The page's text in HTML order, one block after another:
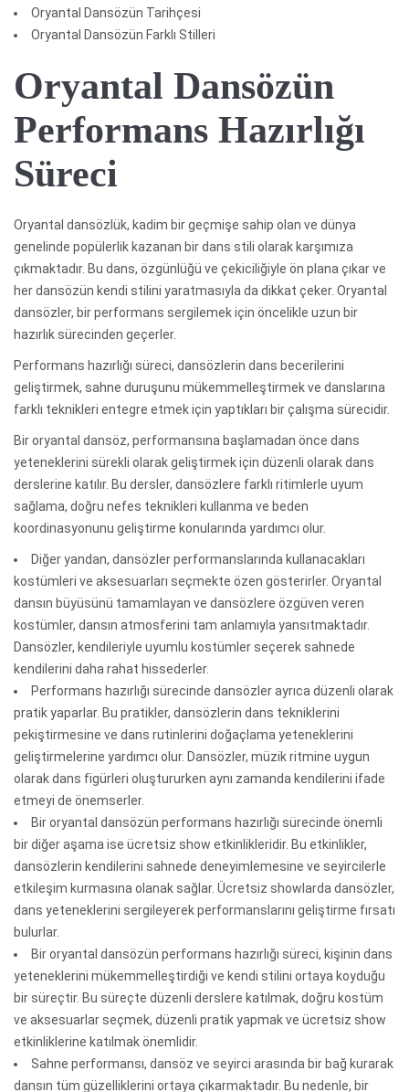
Oryantal Dansözün Tarihçesi
Oryantal Dansözün Farklı Stilleri
Oryantal Dansözün
Performans Hazırlığı
Süreci
Oryantal dansözlük, kadim bir geçmişe sahip olan ve dünya
genelinde popülerlik kazanan bir dans stili olarak karşımıza
çıkmaktadır. Bu dans, özgünlüğü ve çekiciliğiyle ön plana çıkar ve
her dansözün kendi stilini yaratmasıyla da dikkat çeker. Oryantal
dansözler, bir performans sergilemek için öncelikle uzun bir
hazırlık sürecinden geçerler.
Performans hazırlığı süreci, dansözlerin dans becerilerini
geliştirmek, sahne duruşunu mükemmelleştirmek ve danslarına
farklı teknikleri entegre etmek için yaptıkları bir çalışma sürecidir.
Bir oryantal dansöz, performansına başlamadan önce dans
yeteneklerini sürekli olarak geliştirmek için düzenli olarak dans
derslerine katılır. Bu dersler, dansözlere farklı ritimlerle uyum
sağlama, doğru nefes teknikleri kullanma ve beden
koordinasyonunu geliştirme konularında yardımcı olur.
Diğer yandan, dansözler performanslarında kullanacakları
kostümleri ve aksesuarları seçmekte özen gösterirler. Oryantal
dansın büyüsünü tamamlayan ve dansözlere özgüven veren
kostümler, dansın atmosferini tam anlamıyla yansıtmaktadır.
Dansözler, kendileriyle uyumlu kostümler seçerek sahnede
kendilerini daha rahat hissederler.
Performans hazırlığı sürecinde dansözler ayrıca düzenli olarak
pratik yaparlar. Bu pratikler, dansözlerin dans tekniklerini
pekiştirmesine ve dans rutinlerini doğaçlama yeteneklerini
geliştirmelerine yardımcı olur. Dansözler, müzik ritmine uygun
olarak dans figürleri oluştururken aynı zamanda kendilerini ifade
etmeyi de önemserler.
Bir oryantal dansözün performans hazırlığı sürecinde önemli
bir diğer aşama ise ücretsiz show etkinlikleridir. Bu etkinlikler,
dansözlerin kendilerini sahnede deneyimlemesine ve seyircilerle
etkileşim kurmasına olanak sağlar. Ücretsiz showlarda dansözler,
dans yeteneklerini sergileyerek performanslarını geliştirme fırsatı
bulurlar.
Bir oryantal dansözün performans hazırlığı süreci, kişinin dans
yeteneklerini mükemmelleştirdiği ve kendi stilini ortaya koyduğu
bir süreçtir. Bu süreçte düzenli derslere katılmak, doğru kostüm
ve aksesuarlar seçmek, düzenli pratik yapmak ve ücretsiz show
etkinliklerine katılmak önemlidir.
Sahne performansı, dansöz ve seyirci arasında bir bağ kurarak
dansın tüm güzelliklerini ortaya çıkarmaktadır. Bu nedenle, bir